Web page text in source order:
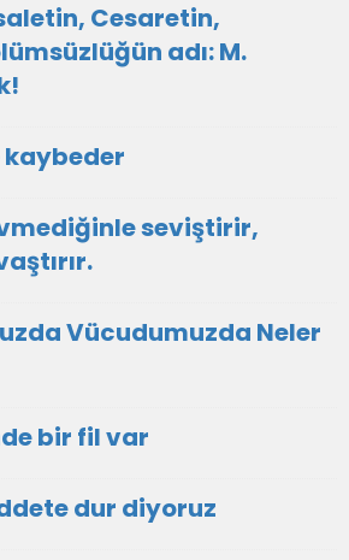
Cesaretin,
adı: M.
kaybeder
seviştirir,
Vücudumuzda Neler
bir fil var
dur diyoruz